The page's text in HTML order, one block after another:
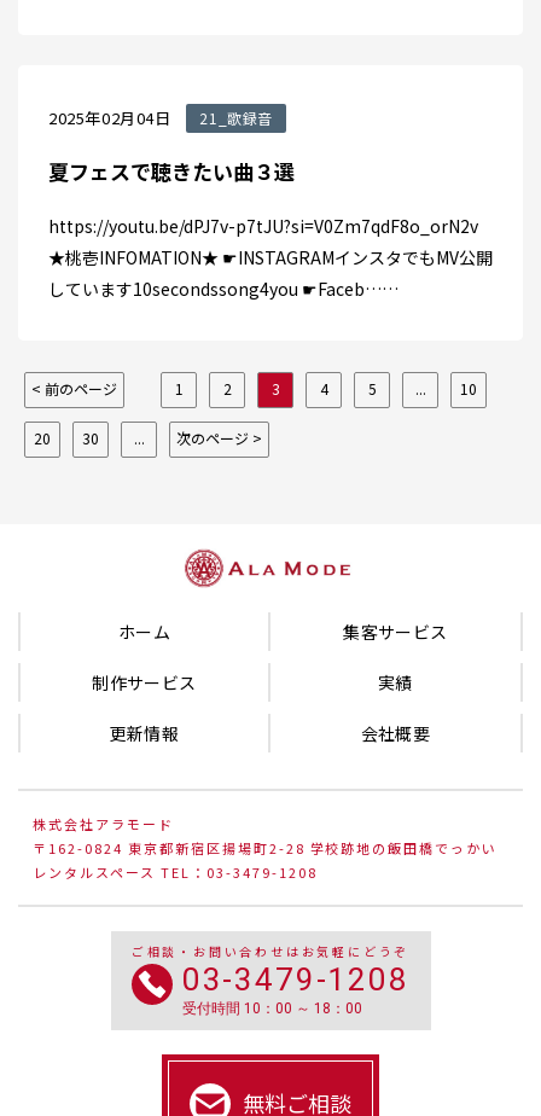
2025年02月04日 21_歌録音
夏フェスで聴きたい曲３選
https://youtu.be/dPJ7v-p7tJU?si=V0Zm7qdF8o_orN2v
★桃壱INFOMATION★ ☛INSTAGRAMインスタでもMV公開
しています10secondssong4you ☛Faceb……
< 前のページ 1 2 3 4 5 ... 10
20 30 ... 次のページ >
ホーム 集客サービス
制作サービス 実績
更新情報 会社概要
株式会社アラモード
〒162-0824 東京都新宿区揚場町2-28 学校跡地の飯田橋でっかい
レンタルスペース TEL：03-3479-1208
ご相談・お問い合わせはお気軽にどうぞ
03-3479-1208
受付時間 10：00 ～ 18：00
無料ご相談